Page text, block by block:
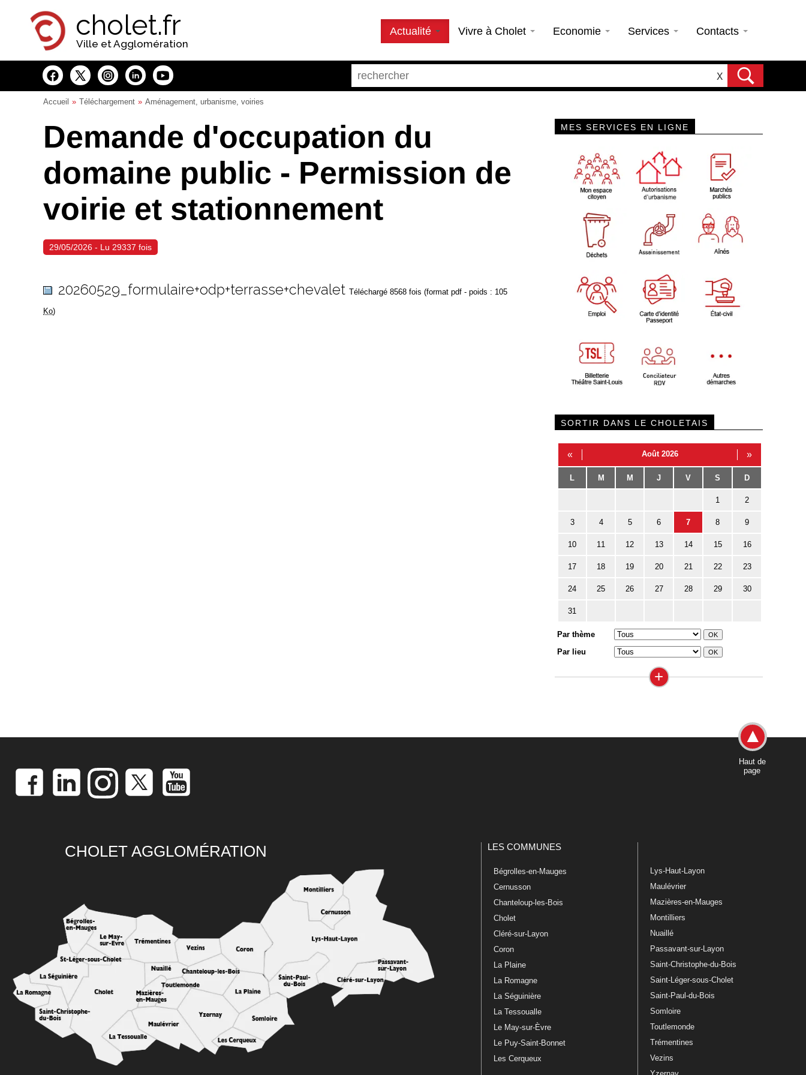
cholet.fr
Ville et Agglomération
Actualité Vivre à Cholet Economie Services Contacts
X
Accueil Téléchargement Aménagement, urbanisme, voiries
Demande d'occupation du
domaine public - Permission de
voirie et stationnement
29/05/2026 - Lu 29337 fois
20260529_formulaire+odp+terrasse+chevalet Téléchargé 8568 fois (format pdf - poids : 105
Ko)
MES SERVICES EN LIGNE
SORTIR DANS LE CHOLETAIS
« Août 2026 »
L M M J V S D
1 2
3 4 5 6 7 8 9
10 11 12 13 14 15 16
17 18 19 20 21 22 23
24 25 26 27 28 29 30
31
Par thème
Par lieu
+
Haut de
page
CHOLET AGGLOMÉRATION LES COMMUNES
Bégrolles-en-Mauges
Cernusson
Chanteloup-les-Bois
Cholet
Cléré-sur-Layon
Coron
La Plaine
La Romagne
La Séguinière
La Tessoualle
Le May-sur-Èvre
Le Puy-Saint-Bonnet
Les Cerqueux
Lys-Haut-Layon
Maulévrier
Mazières-en-Mauges
Montilliers
Nuaillé
Passavant-sur-Layon
Saint-Christophe-du-Bois
Saint-Léger-sous-Cholet
Saint-Paul-du-Bois
Somloire
Toutlemonde
Trémentines
Vezins